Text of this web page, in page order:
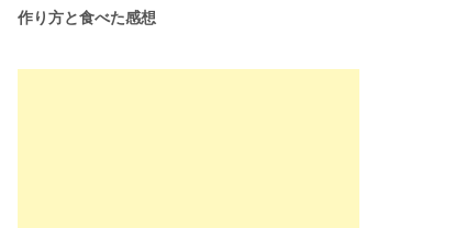
作り方と食べた感想